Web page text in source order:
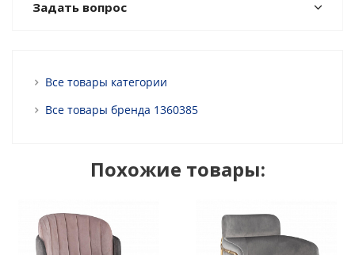
Задать вопрос
Все товары категории
Все товары бренда 1360385
Похожие товары: